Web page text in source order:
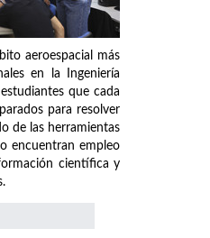
aeroespacial más
en la Ingeniería
que cada
para resolver
de las herramientas
encuentran empleo
científica y